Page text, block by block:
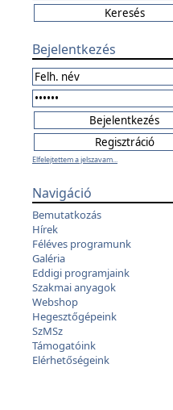
Bejelentkezés
Elfelejtettem a jelszavam...
Navigáció
Bemutatkozás
Hírek
Féléves programunk
Galéria
Eddigi programjaink
Szakmai anyagok
Webshop
Hegesztőgépeink
SzMSz
Támogatóink
Elérhetőségeink